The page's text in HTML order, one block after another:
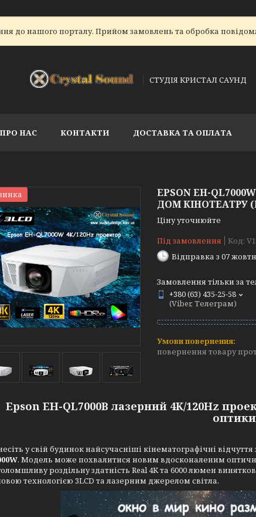
до нашого порталу. Прийом замовлень та обробка
СТУДІЯ КРИСТАЛ САУНД
ПРО НАС КОНТАКТИ ДОСТАВКА ТА ОПЛАТА
EPSON EH-
ДОМ КІНОТЕАТРУ
Ціну уточнюйте
Під замовлення
Код:
Відправка з 07
Замовлення тільки за
+380 (63) 435-25-58
(Viber, Телеграм)
повернення товару
Epson EH-QL7000B лазерний 4K/120Hz
у свій будинок найсучасніші кінематографічні
. Модель може похвалитися новим вдосконаленим
роздільну здатність Real 4K та 6000 люмен
технологією 3LCD та лазерним джерелом світла.